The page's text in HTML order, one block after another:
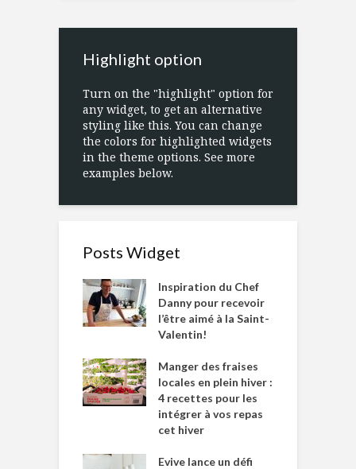
Highlight option
Turn on the "highlight" option for
any widget, to get an alternative
styling like this. You can change
the colors for highlighted widgets
in the theme options. See more
examples below.
Posts Widget
Inspiration du Chef
Danny pour recevoir
l’être aimé à la Saint-
Valentin!
Manger des fraises
locales en plein hiver :
4 recettes pour les
intégrer à vos repas
cet hiver
Evive lance un défi